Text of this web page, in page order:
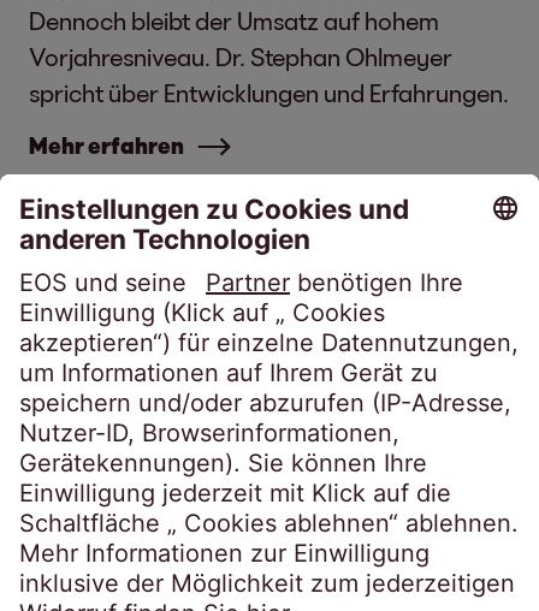
Dennoch bleibt der Umsatz auf hohem
Vorjahresniveau. Dr. Stephan Ohlmeyer
spricht über Entwicklungen und Erfahrungen.
Mehr erfahren
Besicherte
Forderungen
Unbesicherte
Forderungen
Geschäftsjahr 2025/26: EOS wächst in